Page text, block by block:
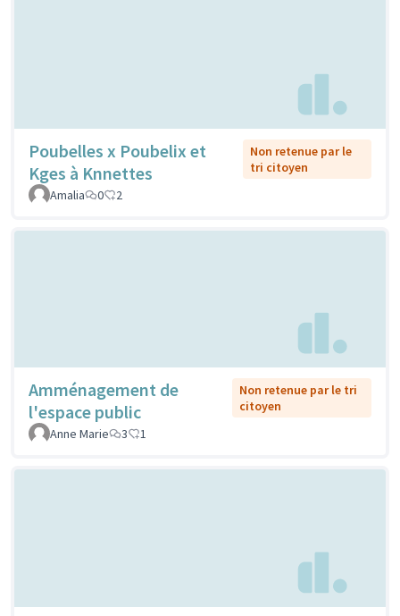
Poubelles x Poubelix et
Kges à Knnettes
Non retenue par le
tri citoyen
Amalia
0 2
Amménagement de
l'espace public
Non retenue par le tri
citoyen
Anne Marie
3 1